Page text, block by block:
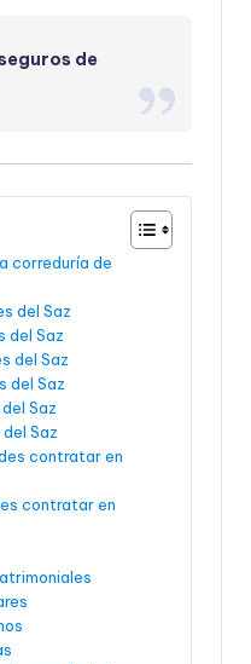
de
correduría de
del Saz
del Saz
del Saz
del Saz
Saz
Saz
contratar en
contratar en